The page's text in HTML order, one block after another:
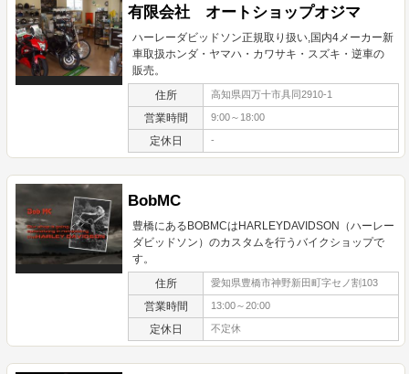
有限会社 オートショップオジマ
ハーレーダビッドソン正規取り扱い,国内4メーカー新
車取扱ホンダ・ヤマハ・カワサキ・スズキ・逆車の
販売。
住所 高知県四万十市具同2910-1
営業時間 9:00～18:00
定休日 -
BobMC
豊橋にあるBOBMCはHARLEYDAVIDSON（ハーレー
ダビッドソン）のカスタムを行うバイクショップで
す。
住所 愛知県豊橋市神野新田町字セノ割103
営業時間 13:00～20:00
定休日 不定休